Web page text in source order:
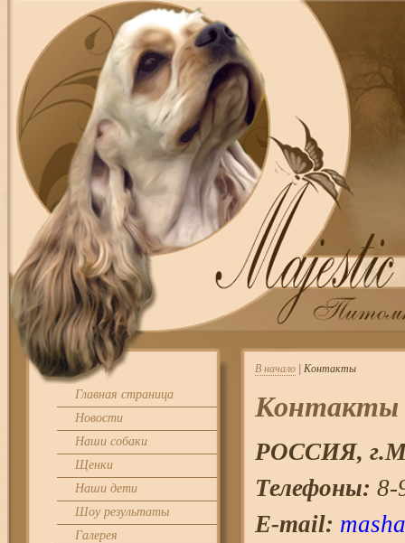
Главная страница
Новости
Наши собаки
Щенки
Наши дети
Шоу результаты
Галерея
В начало | Контакты
Контакты
РОССИЯ, г.
Телефоны: 8-
E-mail: